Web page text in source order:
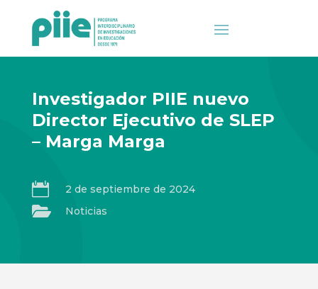
Investigador PIIE nuevo
Director Ejecutivo de SLEP
– Marga Marga
 2 de septiembre de 2024
 Noticias